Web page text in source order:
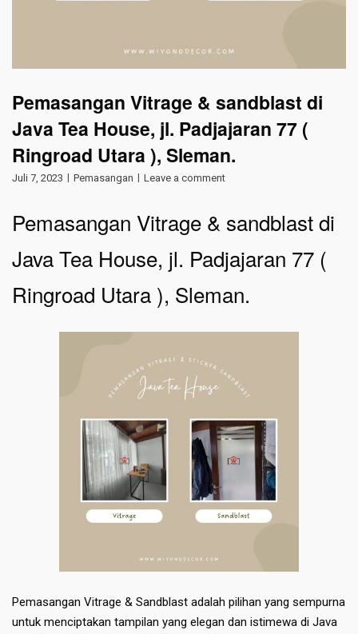
Pemasangan Vitrage & sandblast di
Java Tea House, jl. Padjajaran 77 (
Ringroad Utara ), Sleman.
Juli 7, 2023 Pemasangan Leave a comment
Pemasangan Vitrage & sandblast di
Java Tea House, jl. Padjajaran 77 (
Ringroad Utara ), Sleman.
Pemasangan Vitrage & Sandblast adalah pilihan yang sempurna
untuk menciptakan tampilan yang elegan dan istimewa di Java